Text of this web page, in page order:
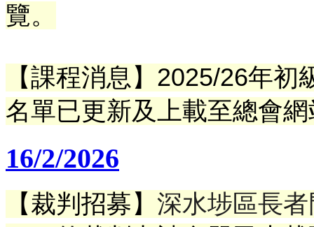
覽。
【課程消息】 2025/26年初
名單已更新及上載至總會網
16/2/2026
【裁判招募】 深水埗區長